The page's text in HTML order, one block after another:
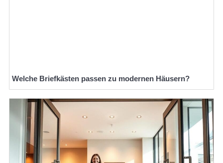
Welche Briefkästen passen zu modernen Häusern?